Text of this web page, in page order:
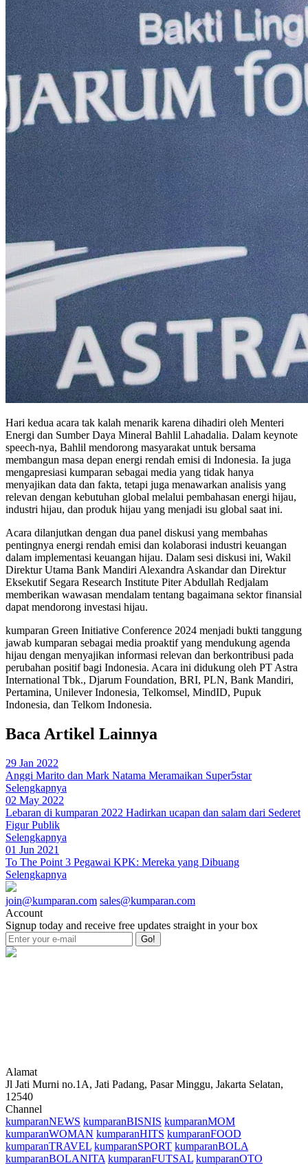
Hari kedua acara tak kalah menarik karena dihadiri oleh Menteri
Energi dan Sumber Daya Mineral Bahlil Lahadalia. Dalam keynote
speech-nya, Bahlil mendorong masyarakat untuk bersama
membangun masa depan energi rendah emisi di Indonesia. Ia juga
mengapresiasi kumparan sebagai media yang tidak hanya
menyajikan data dan fakta, tetapi juga menawarkan analisis yang
relevan dengan kebutuhan global melalui pembahasan energi hijau,
industri hijau, dan produk hijau yang menjadi isu global saat ini.
Acara dilanjutkan dengan dua panel diskusi yang membahas
pentingnya energi rendah emisi dan kolaborasi industri keuangan
dalam implementasi keuangan hijau. Dalam sesi diskusi ini, Wakil
Direktur Utama Bank Mandiri Alexandra Askandar dan Direktur
Eksekutif Segara Research Institute Piter Abdullah Redjalam
memberikan wawasan mendalam tentang bagaimana sektor finansial
dapat mendorong investasi hijau.
kumparan Green Initiative Conference 2024 menjadi bukti tanggung
jawab kumparan sebagai media proaktif yang mendukung agenda
hijau dengan menyajikan informasi relevan dan berkontribusi pada
perubahan positif bagi Indonesia. Acara ini didukung oleh PT Astra
International Tbk., Djarum Foundation, BRI, PLN, Bank Mandiri,
Pertamina, Unilever Indonesia, Telkomsel, MindID, Pupuk
Indonesia, dan Telkom Indonesia.
Baca Artikel Lainnya
29 Jan 2022
Anggi Marito dan Mark Natama Meramaikan Super5star
Selengkapnya
02 May 2022
Lebaran di kumparan 2022 Hadirkan ucapan dan salam dari Sederet
Figur Publik
Selengkapnya
01 Jun 2021
To The Point 3 Pegawai KPK: Mereka yang Dibuang
Selengkapnya
join@kumparan.com sales@kumparan.com
Account
Signup today and receive free updates straight in your box
Go!
Alamat
Jl Jati Murni no.1A, Jati Padang, Pasar Minggu, Jakarta Selatan,
12540
Channel
kumparanNEWS kumparanBISNIS kumparanMOM
kumparanWOMAN kumparanHITS kumparanFOOD
kumparanTRAVEL kumparanSPORT kumparanBOLA
kumparanBOLANITA kumparanFUTSAL kumparanOTO